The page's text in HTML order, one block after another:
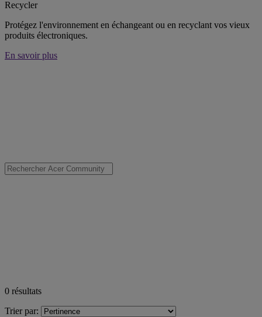
Recycler
Protégez l'environnement en échangeant ou en recyclant vos vieux
produits électroniques.
En savoir plus
0 résultats
Trier par: